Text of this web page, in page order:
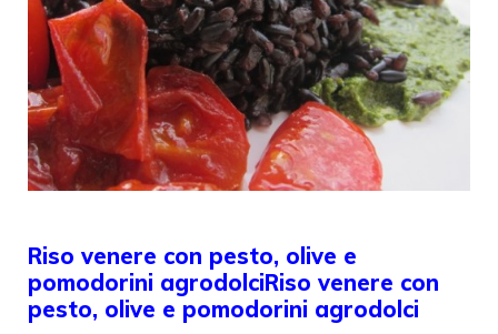
Riso venere con pesto, olive e
pomodorini agrodolciRiso venere con
pesto, olive e pomodorini agrodolci